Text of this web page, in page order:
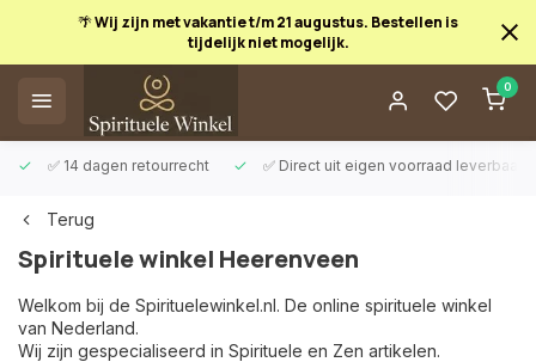
🌴 Wij zijn met vakantie t/m 21 augustus. Bestellen is
tijdelijk niet mogelijk.
0
✅ 14 dagen retourrecht ✅ Direct uit eigen voorraad leverbaar
Terug
Spirituele winkel Heerenveen
Welkom bij de Spirituelewinkel.nl. De online spirituele winkel
van Nederland.
Wij zijn gespecialiseerd in Spirituele en Zen artikelen.